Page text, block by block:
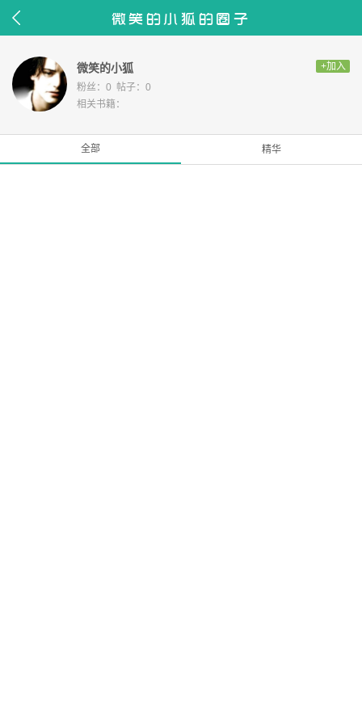
微笑的小狐的圈子
+加入
微笑的小狐
粉丝：0 帖子：0
相关书籍：
全部 精华